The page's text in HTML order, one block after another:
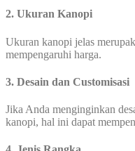
2. Ukuran Kanopi
Ukuran kanopi jelas
mempengaruhi harga.
3. Desain dan Customisasi
Jika Anda menginginkan
kanopi, hal ini dapat